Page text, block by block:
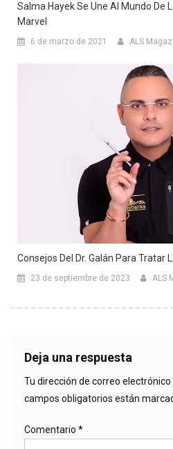
Salma Hayek Se Une Al Mundo De
Marvel
6 de marzo de 2021 ALS
Consejos Del Dr. Galán Para Tratar
23 de septiembre de 2023 ALS
Deja una respuesta
Tu dirección de correo electrónico
campos obligatorios están
Comentario *